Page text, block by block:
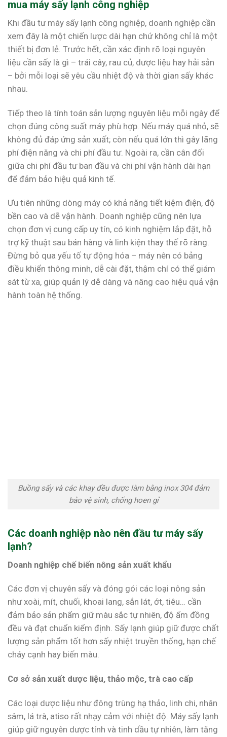
mua máy sấy lạnh công nghiệp
Khi đầu tư máy sấy lạnh công nghiệp, doanh nghiệp cần
xem đây là một chiến lược dài hạn chứ không chỉ là một
thiết bị đơn lẻ. Trước hết, cần xác định rõ loại nguyên
liệu cần sấy là gì – trái cây, rau củ, dược liệu hay hải sản
– bởi mỗi loại sẽ yêu cầu nhiệt độ và thời gian sấy khác
nhau.
Tiếp theo là tính toán sản lượng nguyên liệu mỗi ngày để
chọn đúng công suất máy phù hợp. Nếu máy quá nhỏ, sẽ
không đủ đáp ứng sản xuất; còn nếu quá lớn thì gây lãng
phí điện năng và chi phí đầu tư. Ngoài ra, cần cân đối
giữa chi phí đầu tư ban đầu và chi phí vận hành dài hạn
để đảm bảo hiệu quả kinh tế.
Ưu tiên những dòng máy có khả năng tiết kiệm điện, độ
bền cao và dễ vận hành. Doanh nghiệp cũng nên lựa
chọn đơn vị cung cấp uy tín, có kinh nghiệm lắp đặt, hỗ
trợ kỹ thuật sau bán hàng và linh kiện thay thế rõ ràng.
Đừng bỏ qua yếu tố tự động hóa – máy nên có bảng
điều khiển thông minh, dễ cài đặt, thậm chí có thể giám
sát từ xa, giúp quản lý dễ dàng và nâng cao hiệu quả vận
hành toàn hệ thống.
Buồng sấy và các khay đều được làm bằng inox 304 đảm
bảo vệ sinh, chống hoen gỉ
Các doanh nghiệp nào nên đầu tư máy sấy
lạnh?
Doanh nghiệp chế biến nông sản xuất khẩu
Các đơn vị chuyên sấy và đóng gói các loại nông sản
như xoài, mít, chuối, khoai lang, sắn lát, ớt, tiêu… cần
đảm bảo sản phẩm giữ màu sắc tự nhiên, độ ẩm đồng
đều và đạt chuẩn kiểm định. Sấy lạnh giúp giữ được chất
lượng sản phẩm tốt hơn sấy nhiệt truyền thống, hạn chế
cháy cạnh hay biến màu.
Cơ sở sản xuất dược liệu, thảo mộc, trà cao cấp
Các loại dược liệu như đông trùng hạ thảo, linh chi, nhân
sâm, lá trà, atiso rất nhạy cảm với nhiệt độ. Máy sấy lạnh
giúp giữ nguyên dược tính và tinh dầu tự nhiên, làm tăng